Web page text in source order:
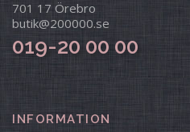
701 17 Örebro
butik@200000.se
019-20 00 00
INFORMATION